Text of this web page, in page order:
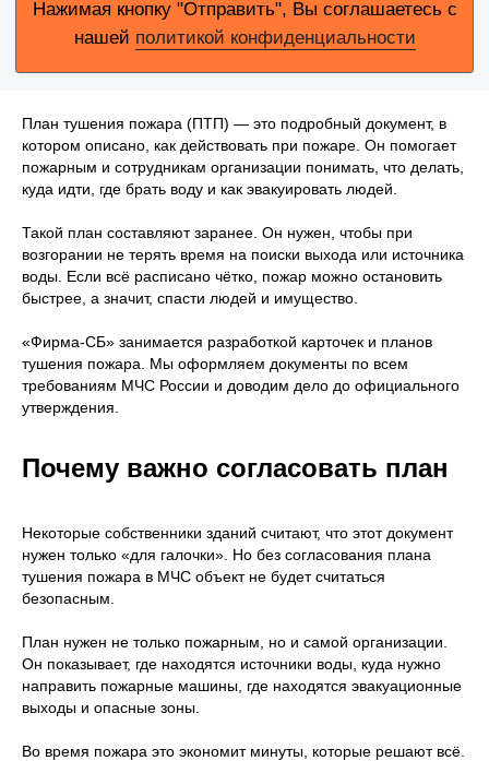
План тушения пожара (ПТП) — это подробный документ, в
котором описано, как действовать при пожаре. Он помогает
пожарным и сотрудникам организации понимать, что делать,
куда идти, где брать воду и как эвакуировать людей.
Такой план составляют заранее. Он нужен, чтобы при
возгорании не терять время на поиски выхода или источника
воды. Если всё расписано чётко, пожар можно остановить
быстрее, а значит, спасти людей и имущество.
«Фирма-СБ» занимается разработкой карточек и планов
тушения пожара. Мы оформляем документы по всем
требованиям МЧС России и доводим дело до официального
утверждения.
Почему важно согласовать план
Некоторые собственники зданий считают, что этот документ
нужен только «для галочки». Но без согласования плана
тушения пожара в МЧС объект не будет считаться
безопасным.
План нужен не только пожарным, но и самой организации.
Он показывает, где находятся источники воды, куда нужно
направить пожарные машины, где находятся эвакуационные
выходы и опасные зоны.
Во время пожара это экономит минуты, которые решают всё.